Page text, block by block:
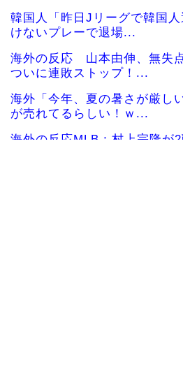
韓国人「昨日Jリーグで韓国
けないプレーで退場...
海外の反応 山本由伸、無失
ついに連敗ストップ！...
海外「今年、夏の暑さが厳し
が売れてるらしい！ｗ...
海外の反応MLB：村上宗隆が